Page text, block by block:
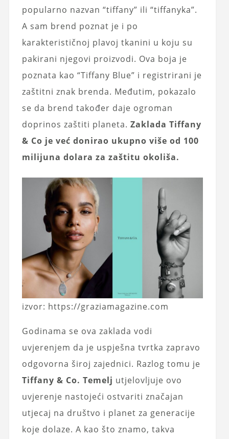
popularno nazvan “tiffany” ili “tiffanyka”.
A sam brend poznat je i po
karakterističnoj plavoj tkanini u koju su
pakirani njegovi proizvodi. Ova boja je
poznata kao “Tiffany Blue” i registrirani je
zaštitni znak brenda. Međutim, pokazalo
se da brend također daje ogroman
doprinos zaštiti planeta. Zaklada Tiffany
& Co je već donirao ukupno više od 100
milijuna dolara za zaštitu okoliša.
izvor: https://graziamagazine.com
Godinama se ova zaklada vodi
uvjerenjem da je uspješna tvrtka zapravo
odgovorna široj zajednici. Razlog tomu je
Tiffany & Co. Temelj utjelovljuje ovo
uvjerenje nastojeći ostvariti značajan
utjecaj na društvo i planet za generacije
koje dolaze. A kao što znamo, takva